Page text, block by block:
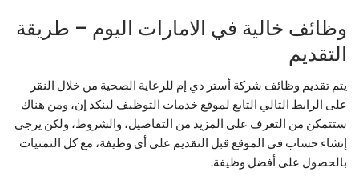
وظائف خالية في الامارات اليوم – طريقة
التقديم
يتم تقديم وظائف شركة أستر دي إم للرعاية الصحية من خلال النقر
على الرابط التالي التابع لموقع خدمات التوظيف لينكد إن، ومن هناك
ستتمكن من التعرف على المزيد من التفاصيل، والشروط، ولكن يرجى
إنشاء حساب في الموقع قبل التقديم على أي وظيفة، مع كل التمنيات
بالحصول على أفضل وظيفة.